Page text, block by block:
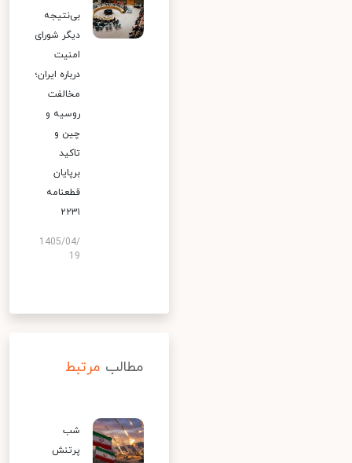
بی‌نتیجه
دیگر شورای
امنیت
درباره ایران؛
مخالفت
روسیه و
چین و
تاکید
برپایان
قطعنامه
۲۲۳۱
1405/04/
19
مطالب مرتبط
شب
پرتنش